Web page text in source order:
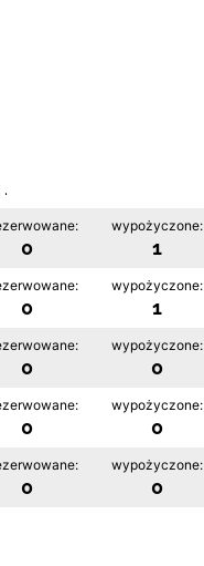
0
wypożyczone:
1
0
wypożyczone:
1
0
wypożyczone:
0
0
wypożyczone:
0
0
wypożyczone:
0